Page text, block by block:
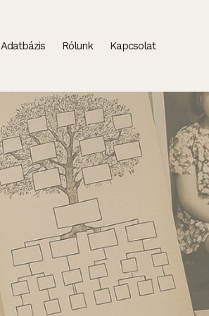
Adatbázis Rólunk Kapcsolat